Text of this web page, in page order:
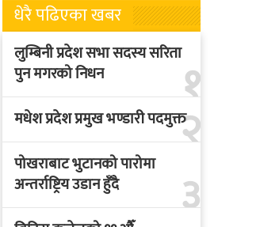
धेरै पढिएका खबर
१
लुम्बिनी प्रदेश सभा सदस्य सरिता
पुन मगरको निधन
२
मधेश प्रदेश प्रमुख भण्डारी पदमुक्त
३
पोखराबाट भुटानको पारोमा
अन्तर्राष्ट्रिय उडान हुँदै